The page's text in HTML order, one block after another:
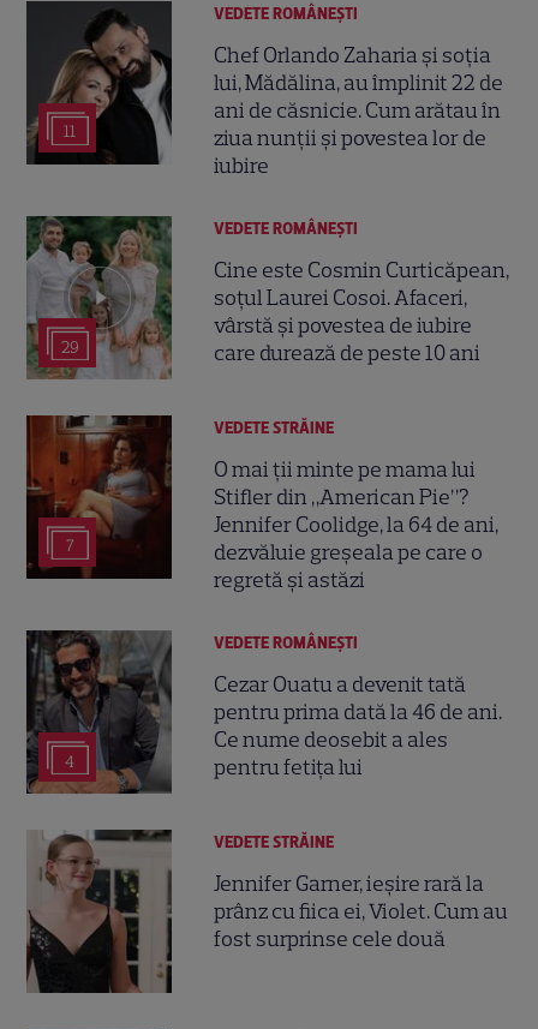
11
VEDETE ROMÂNEŞTI
Chef Orlando Zaharia și soția
lui, Mădălina, au împlinit 22 de
ani de căsnicie. Cum arătau în
ziua nunții și povestea lor de
iubire
29
VEDETE ROMÂNEŞTI
Cine este Cosmin Curticăpean,
soțul Laurei Cosoi. Afaceri,
vârstă și povestea de iubire
care durează de peste 10 ani
7
VEDETE STRĂINE
O mai ții minte pe mama lui
Stifler din „American Pie”?
Jennifer Coolidge, la 64 de ani,
dezvăluie greșeala pe care o
regretă și astăzi
4
VEDETE ROMÂNEŞTI
Cezar Ouatu a devenit tată
pentru prima dată la 46 de ani.
Ce nume deosebit a ales
pentru fetița lui
VEDETE STRĂINE
Jennifer Garner, ieșire rară la
prânz cu fiica ei, Violet. Cum au
fost surprinse cele două